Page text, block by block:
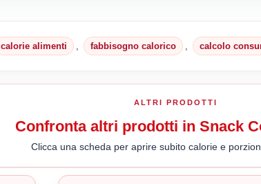
calorie alimenti fabbisogno calorico calcolo
ALTRI PRODOTTI
Confronta altri prodotti in Snack
Clicca una scheda per aprire subito calorie e